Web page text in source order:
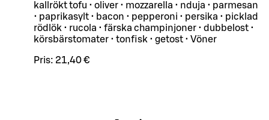
kallrökt tofu • oliver • mozzarella • nduja • parmesan
• paprikasylt • bacon • pepperoni • persika • picklad
rödlök • rucola • färska champinjoner • dubbelost •
körsbärstomater • tonfisk • getost • Vöner
Pris: 21,40 €